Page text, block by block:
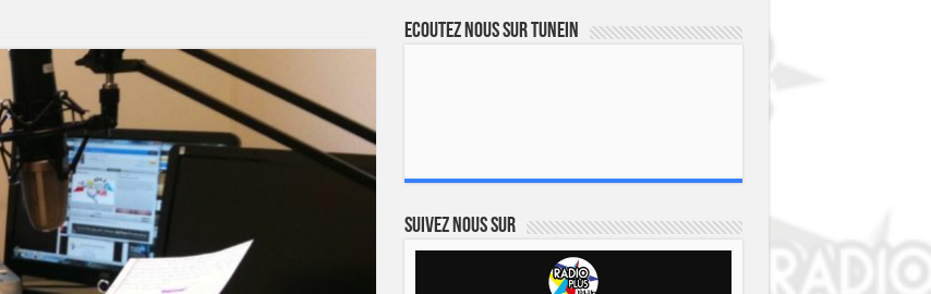
Ecoutez nous sur TuneIn
Suivez nous sur